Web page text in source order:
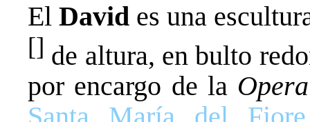
El David es una
[] de altura, en bulto
por encargo de la